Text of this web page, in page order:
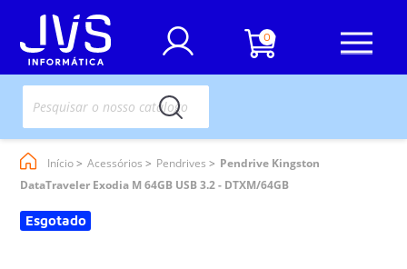
0
Início Acessórios Pendrives
Pendrive Kingston
DataTraveler Exodia M 64GB USB 3.2 - DTXM/64GB
Esgotado